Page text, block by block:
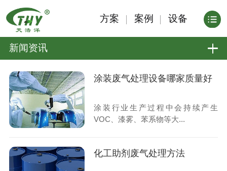
方案 案例 设备
新闻资讯
涂装废气处理设备哪家质量好
涂装行业生产过程中会持续产生
VOC、漆雾、苯系物等大...
化工助剂废气处理方法